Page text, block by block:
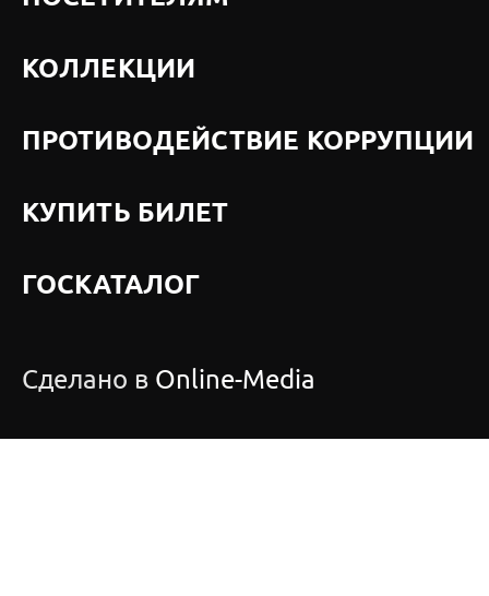
КОЛЛЕКЦИИ
ПРОТИВОДЕЙСТВИЕ КОРРУПЦИИ
КУПИТЬ БИЛЕТ
ГОСКАТАЛОГ
Сделано в Online-Media